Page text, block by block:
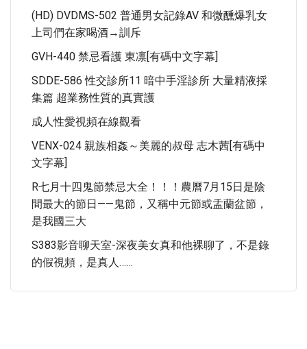
(HD) DVDMS-502 普通男女記錄AV 和微醺爆乳女
上司們在家喝酒→訓斥
GVH-440 禁忌看護 東凛[有碼中文字幕]
SDDE-586 性交診所11 暗中手淫診所 大量精液採
集篇 超業務性質的真實護
成人性愛視頻在線觀看
VENX-024 親族相姦～美麗的叔母 志木茜[有碼中
文字幕]
R七月十四鬼節禁忌大全！！！農曆7月15日是陰
間最大的節日——鬼節，又稱中元節或盂蘭盆節，
是我國三大
S383影音聊天室-深夜美女真和他裸聊了，不是錄
的假視頻，是真人……